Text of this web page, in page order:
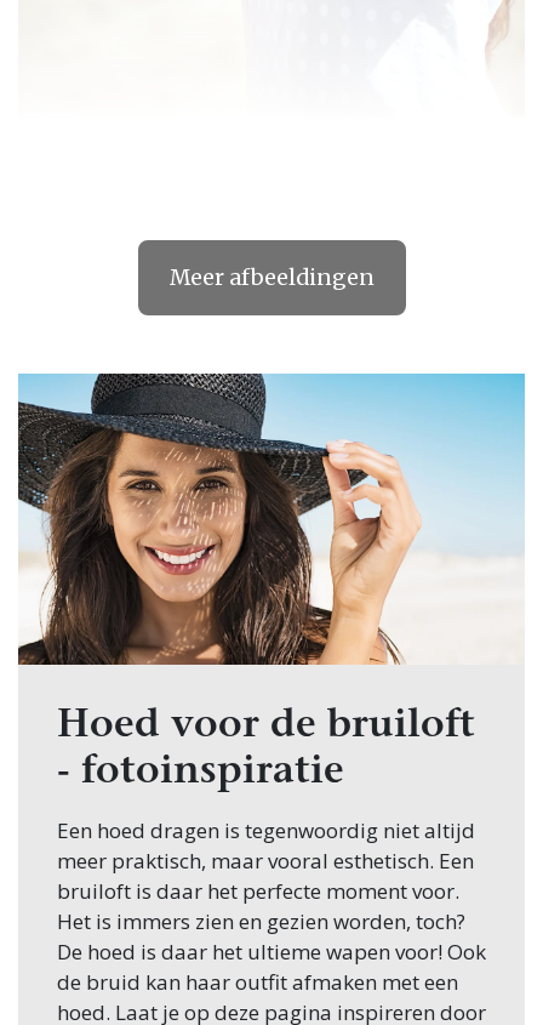
Meer afbeeldingen
Hoed voor de bruiloft
- fotoinspiratie
Een hoed dragen is tegenwoordig niet altijd
meer praktisch, maar vooral esthetisch. Een
bruiloft is daar het perfecte moment voor.
Het is immers zien en gezien worden, toch?
De hoed is daar het ultieme wapen voor! Ook
de bruid kan haar outfit afmaken met een
hoed. Laat je op deze pagina inspireren door